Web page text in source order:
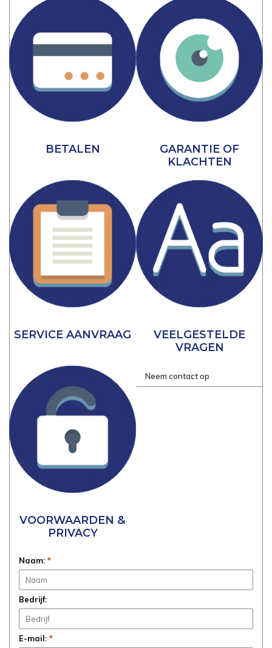
BETALEN
GARANTIE OF
KLACHTEN
SERVICE AANVRAAG
VEELGESTELDE
VRAGEN
VOORWAARDEN &
PRIVACY
Neem contact op
Naam: *
Bedrijf:
E-mail: *